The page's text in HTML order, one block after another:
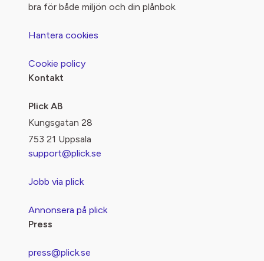
bra för både miljön och din plånbok.
Hantera cookies
Cookie policy
Kontakt
Plick AB
Kungsgatan 28
753 21 Uppsala
support@plick.se
Jobb via plick
Annonsera på plick
Press
press@plick.se